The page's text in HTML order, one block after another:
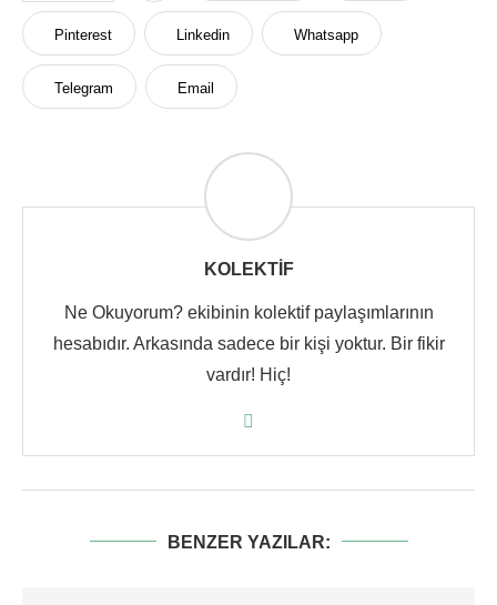
Pinterest Linkedin Whatsapp
Telegram Email
KOLEKTIF
Ne Okuyorum? ekibinin kolektif paylaşımlarının
hesabıdır. Arkasında sadece bir kişi yoktur. Bir fikir
vardır! Hiç!
BENZER YAZILAR: